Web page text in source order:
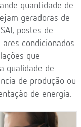
quantidade de
geradoras de
postes de
condicionados
que
qualidade de
de produção ou
de energia.